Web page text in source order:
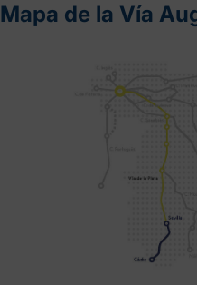
Mapa de la Vía